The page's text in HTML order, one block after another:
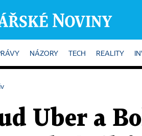
NÁZORY TECH REALITY
Uber a